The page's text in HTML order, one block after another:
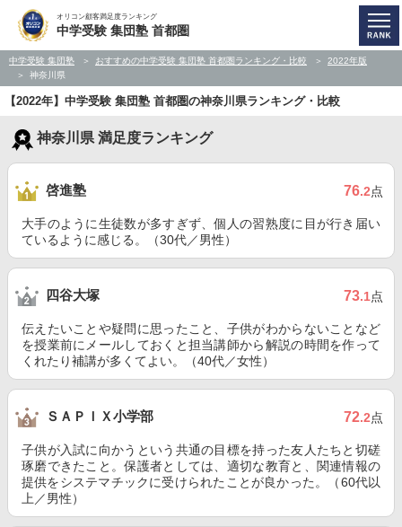
オリコン顧客満足度ランキング
中学受験 集団塾 首都圏
中学受験 集団塾 おすすめの中学受験 集団塾 首都圏ランキング・比較
2022年版
神奈川県
【2022年】中学受験 集団塾 首都圏の神奈川県ランキング・比較
神奈川県 満足度ランキング
啓進塾 76.2点
大手のように生徒数が多すぎず、個人の習熟度に目が行き届い
ているように感じる。（30代／男性）
四谷大塚 73.1点
伝えたいことや疑問に思ったこと、子供がわからないことなど
を授業前にメールしておくと担当講師から解説の時間を作って
くれたり補講が多くてよい。（40代／女性）
ＳＡＰＩＸ小学部 72.2点
子供が入試に向かうという共通の目標を持った友人たちと切磋
琢磨できたこと。保護者としては、適切な教育と、関連情報の
提供をシステマチックに受けられたことが良かった。（60代以
上／男性）